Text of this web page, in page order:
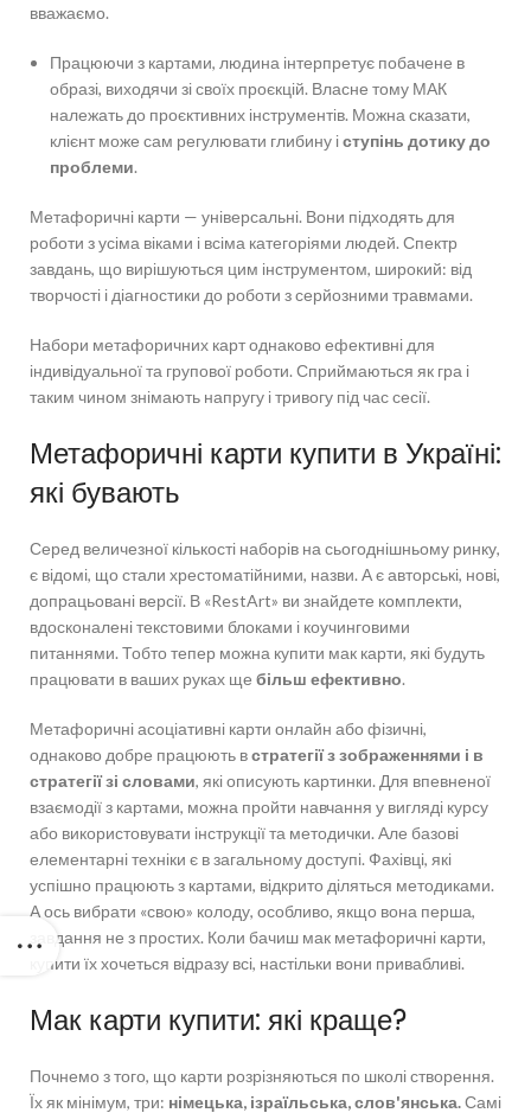
вважаємо.
Працюючи з картами, людина інтерпретує побачене в
образі, виходячи зі своїх проєкцій. Власне тому МАК
належать до проєктивних інструментів. Можна сказати,
клієнт може сам регулювати глибину іступінь дотику до
проблеми.
Метафоричні карти — універсальні. Вони підходять для
роботи з усіма віками і всіма категоріями людей. Спектр
завдань, що вирішуються цим інструментом, широкий: від
творчості і діагностики до роботи з серйозними травмами.
Набори метафоричних карт однаково ефективні для
індивідуальної та групової роботи. Сприймаються як гра і
таким чином знімають напругу і тривогу під час сесії.
Метафоричні карти купити в Україні:
які бувають
Серед величезної кількості наборів на сьогоднішньому ринку,
є відомі, що стали хрестоматійними, назви. А є авторські, нові,
допрацьовані версії. В «RestArt» ви знайдете комплекти,
вдосконалені текстовими блоками і коучинговими
питаннями. Тобто тепер можна купити мак карти, які будуть
працювати в ваших руках ще більш ефективно.
Метафоричні асоціативні карти онлайн або фізичні,
однаково добре працюють встратегії з зображеннями і в
стратегії зі словами, які описують картинки. Для впевненої
взаємодії з картами, можна пройти навчання у вигляді курсу
або використовувати інструкції та методички. Але базові
елементарні техніки є в загальному доступі. Фахівці, які
успішно працюють з картами, відкрито діляться методиками.
А ось вибрати «свою» колоду, особливо, якщо вона перша,
завдання не з простих. Коли бачиш мак метафоричні карти,
купити їх хочеться відразу всі, настільки вони привабливі.
Мак карти купити: які краще?
Почнемо з того, що карти розрізняються по школі створення.
Їх як мінімум, три: німецька, ізраїльська, слов'янська.Самі